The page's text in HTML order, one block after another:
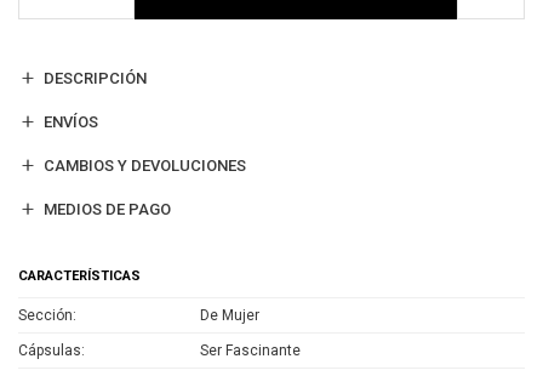
DESCRIPCIÓN
ENVÍOS
CAMBIOS Y DEVOLUCIONES
MEDIOS DE PAGO
CARACTERÍSTICAS
Sección De Mujer
Cápsulas Ser Fascinante